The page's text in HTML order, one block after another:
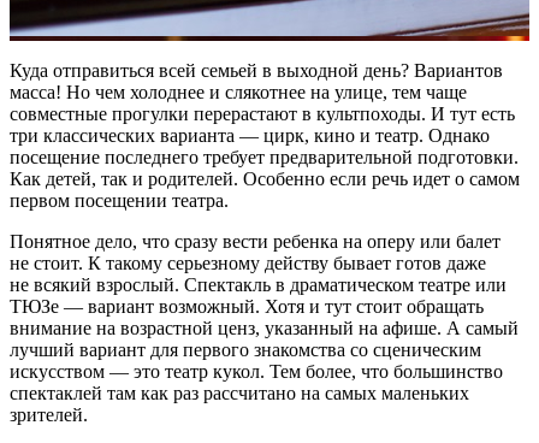
Куда отправиться всей семьей в выходной день? Вариантов
масса! Но чем холоднее и слякотнее на улице, тем чаще
совместные прогулки перерастают в культпоходы. И тут есть
три классических варианта — цирк, кино и театр. Однако
посещение последнего требует предварительной подготовки.
Как детей, так и родителей. Особенно если речь идет о самом
первом посещении театра.
Понятное дело, что сразу вести ребенка на оперу или балет
не стоит. К такому серьезному действу бывает готов даже
не всякий взрослый. Спектакль в драматическом театре или
ТЮЗе — вариант возможный. Хотя и тут стоит обращать
внимание на возрастной ценз, указанный на афише. А самый
лучший вариант для первого знакомства со сценическим
искусством — это театр кукол. Тем более, что большинство
спектаклей там как раз рассчитано на самых маленьких
зрителей.